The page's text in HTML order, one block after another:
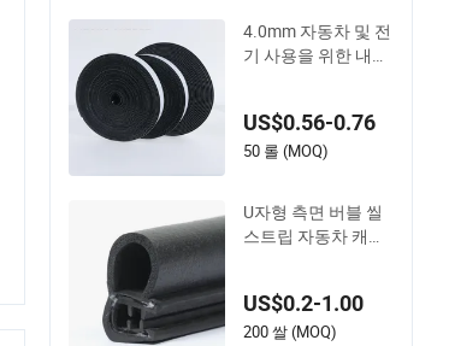
4.0mm 자동차 및 전
기 사용을 위한 내열
US$0.56-0.76
50 롤 (MOQ)
U자형 측면 버블 씰
스트립 자동차 캐비
US$0.2-1.00
200 쌀 (MOQ)